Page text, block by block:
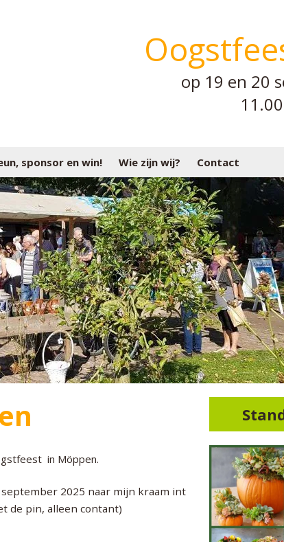
op 19 en 20
sponsor en win! Wie zijn wij? Contact
in Möppen.
2025 naar mijn kraam int
de pin, alleen contant)